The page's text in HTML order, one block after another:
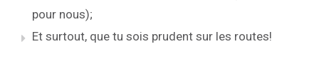
pour nous);
Et surtout, que tu sois prudent sur les routes!